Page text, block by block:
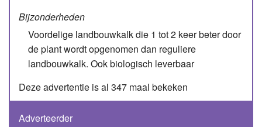
Bijzonderheden
Voordelige landbouwkalk die 1 tot 2 keer beter door
de plant wordt opgenomen dan reguliere
landbouwkalk. Ook biologisch leverbaar
Deze advertentie is al 347 maal bekeken
Adverteerder